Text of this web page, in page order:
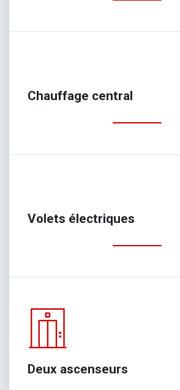
Chauffage central
Volets électriques
Deux ascenseurs